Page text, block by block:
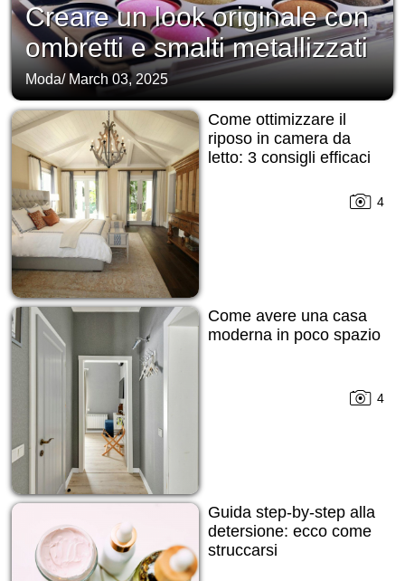
Creare un look originale con
ombretti e smalti metallizzati
Moda/ March 03, 2025
Come ottimizzare il
riposo in camera da
letto: 3 consigli efficaci
4
Come avere una casa
moderna in poco spazio
4
Guida step-by-step alla
detersione: ecco come
struccarsi